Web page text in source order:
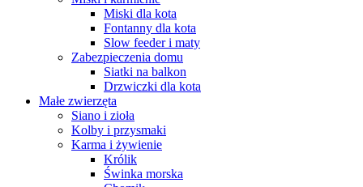
Miski dla kota
Fontanny dla kota
Slow feeder i maty
Zabezpieczenia domu
Siatki na balkon
Drzwiczki dla kota
Małe zwierzęta
Siano i zioła
Kolby i przysmaki
Karma i żywienie
Królik
Świnka morska